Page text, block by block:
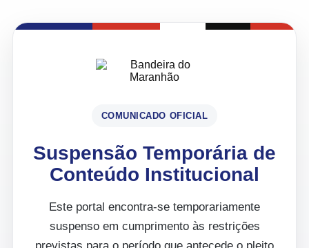
COMUNICADO OFICIAL
Suspensão Temporária de
Conteúdo Institucional
Este portal encontra-se temporariamente
suspenso em cumprimento às restrições